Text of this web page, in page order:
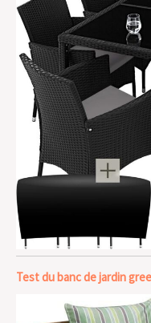
Test du banc de jardin